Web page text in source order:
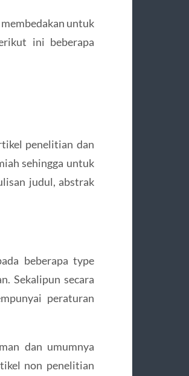
untuk
ini beberapa
penelitian dan
sehingga untuk
judul, abstrak
beberapa type
Sekalipun secara
peraturan
dan umumnya
non penelitian